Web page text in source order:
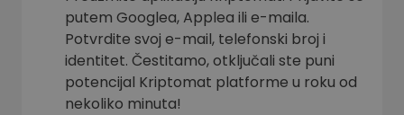
putem Googlea, Applea ili e-maila.
Potvrdite svoj e-mail, telefonski broj i
identitet. Čestitamo, otključali ste puni
potencijal Kriptomat platforme u roku od
nekoliko minuta!